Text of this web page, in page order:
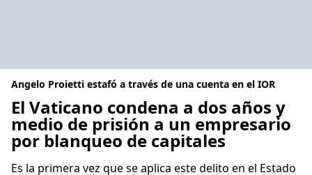
Angelo Proietti estafó a través de una cuenta en el IOR
El Vaticano condena a dos años y
medio de prisión a un empresario
por blanqueo de capitales
Es la primera vez que se aplica este delito en el Estado